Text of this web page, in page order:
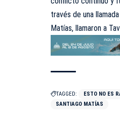
través de una
Matías, llamaron a
TAGGED: ESTO NO ES
SANTIAGO MATÍAS